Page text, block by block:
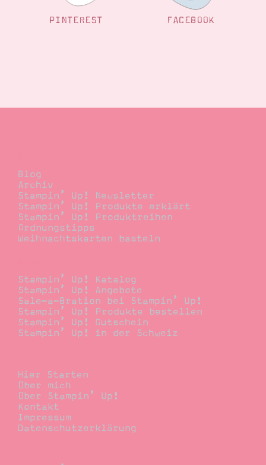
PINTEREST FACEBOOK
Blog
Archiv
Stampin’ Up! Newsletter
Stampin’ Up! Produkte erklärt
Stampin’ Up! Produktreihen
Ordnungstipps
Weihnachtskarten basteln
Stampin’ Up! Katalog
Stampin’ Up! Angebote
Sale-a-Bration bei Stampin’ Up!
Stampin’ Up! Produkte bestellen
Stampin’ Up! Gutschein
Stampin’ Up! in der Schweiz
Hier Starten
Über mich
Über Stampin’ Up!
Kontakt
Impressum
Datenschutzerklärung